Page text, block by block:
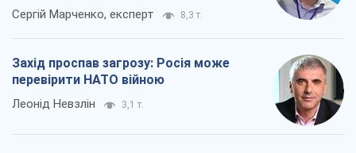
Сергій Марченко, експерт 8,3 т.
Захід проспав загрозу: Росія може
перевірити НАТО війною
Леонід Невзлін 3,1 т.